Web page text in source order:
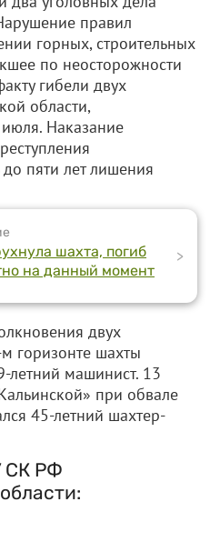
правил
горных, строительных
по неосторожности
гибели двух
области,
Наказание
пяти лет лишения
шахта, погиб
на данный момент
>
двух
горизонте шахты
летний машинист. 13
при обвале
45-летний шахтер-
СК РФ